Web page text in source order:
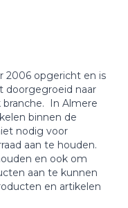
2006 opgericht en is
doorgegroeid naar
In Almere
binnen de
nodig voor
aan te houden.
en ook om
aan te kunnen
en artikelen